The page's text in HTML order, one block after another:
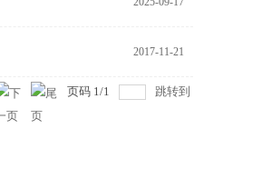
2017-11-21
页码 1/1 跳转到